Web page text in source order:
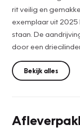
rit veilig en
exemplaar uit
staan. De
door een
transmissie.
LED koplampen,
in delen
Het systeem
Bekijk alles